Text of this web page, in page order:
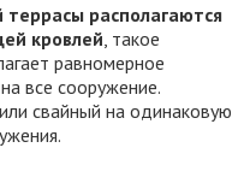
располагаются
кровлей , такое
равномерное
все сооружение.
свайный на одинаковую